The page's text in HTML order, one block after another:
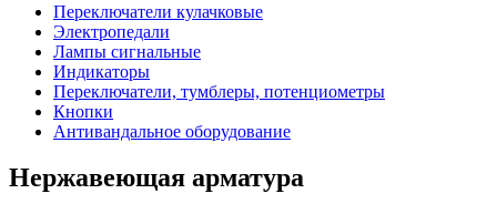
Переключатели кулачковые
Электропедали
Лампы сигнальные
Индикаторы
Переключатели, тумблеры, потенциометры
Кнопки
Антивандальное оборудование
Нержавеющая арматура